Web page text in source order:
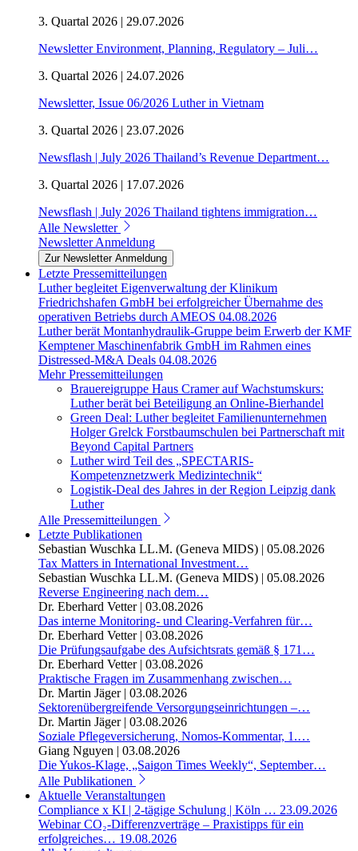
3. Quartal 2026 | 29.07.2026
Newsletter Environment, Planning, Regulatory – Juli…
3. Quartal 2026 | 24.07.2026
Newsletter, Issue 06/2026 Luther in Vietnam
3. Quartal 2026 | 23.07.2026
Newsflash | July 2026 Thailand’s Revenue Department…
3. Quartal 2026 | 17.07.2026
Newsflash | July 2026 Thailand tightens immigration…
Alle Newsletter
Newsletter Anmeldung
Zur Newsletter Anmeldung
Letzte Pressemitteilungen
Luther begleitet Eigenverwaltung der Klinikum
Friedrichshafen GmbH bei erfolgreicher Übernahme des
operativen Betriebs durch AMEOS 04.08.2026
Luther berät Montanhydraulik-Gruppe beim Erwerb der KMF
Kemptener Maschinenfabrik GmbH im Rahmen eines
Distressed-M&A Deals 04.08.2026
Mehr Pressemitteilungen
Brauereigruppe Haus Cramer auf Wachstumskurs:
Luther berät bei Beteiligung an Online-Bierhandel
Green Deal: Luther begleitet Familienunternehmen
Holger Grelck Forstbaumschulen bei Partnerschaft mit
Beyond Capital Partners
Luther wird Teil des „SPECTARIS-
Kompetenznetzwerk Medizintechnik“
Logistik-Deal des Jahres in der Region Leipzig dank
Luther
Alle Pressemitteilungen
Letzte Publikationen
Sebastian Wuschka LL.M. (Geneva MIDS) | 05.08.2026
Tax Matters in International Investment…
Sebastian Wuschka LL.M. (Geneva MIDS) | 05.08.2026
Reverse Engineering nach dem…
Dr. Eberhard Vetter | 03.08.2026
Das interne Monitoring- und Clearing-Verfahren für…
Dr. Eberhard Vetter | 03.08.2026
Die Prüfungsaufgabe des Aufsichtsrats gemäß § 171…
Dr. Eberhard Vetter | 03.08.2026
Praktische Fragen im Zusammenhang zwischen…
Dr. Martin Jäger | 03.08.2026
Sektorenübergreifende Versorgungseinrichtungen –…
Dr. Martin Jäger | 03.08.2026
Soziale Pflegeversicherung, Nomos-Kommentar, 1.…
Giang Nguyen | 03.08.2026
Die Yukos-Klage, „Saigon Times Weekly“, September…
Alle Publikationen
Aktuelle Veranstaltungen
Compliance x KI | 2-tägige Schulung | Köln … 23.09.2026
Webinar CO₂-Differenzverträge – Praxistipps für ein
erfolgreiches… 19.08.2026